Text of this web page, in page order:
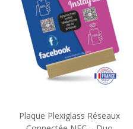
Plaque Plexiglass Réseaux